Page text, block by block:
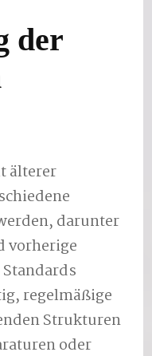
der
älterer
darunter
vorherige
regelmäßige
Strukturen
oder